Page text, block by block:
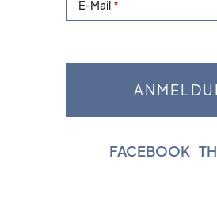
E-Mail
FACEBOOK